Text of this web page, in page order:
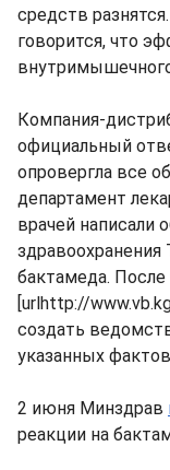
средств
говорится, что
Компания-
официальный
опровергла все
департамент
врачей написали
бактамеда. После
[urlhttp://
создать
указанных
2 июня Минздрав
реакции на